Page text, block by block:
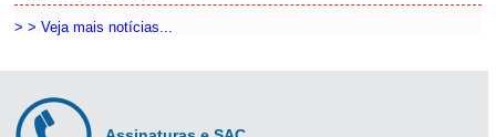
> > Veja mais notícias...